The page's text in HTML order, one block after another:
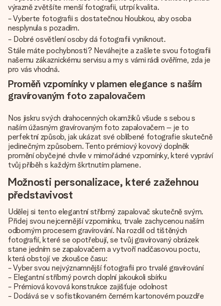
výrazně zvětšíte menší fotografii, utrpí kvalita.
- Vyberte fotografii s dostatečnou hloubkou, aby osoba
nesplynula s pozadím.
- Dobré osvětlení osoby dá fotografii vyniknout.
Stále máte pochybnosti? Neváhejte a zašlete svou fotografii
našemu zákaznickému servisu a my s vámi rádi ověříme, zda je
pro vás vhodná.
Proměň vzpomínky v plamen elegance s naším
gravírovaným foto zapalovačem
Nos jiskru svých drahocenných okamžiků všude s sebou s
naším úžasným gravírovaným foto zapalovačem – je to
perfektní způsob, jak ukázat své oblíbené fotografie skutečně
jedinečným způsobem. Tento prémiový kovový doplněk
promění obyčejné chvíle v mimořádné vzpomínky, které vypráví
tvůj příběh s každým škrtnutím plamene.
Možnosti personalizace, které zažehnou
představivost
Udělej si tento elegantní stříbrný zapalovač skutečně svým.
Přidej svou nejcennější vzpomínku, trvale zachycenou naším
odborným procesem gravírování. Na rozdíl od tištěných
fotografií, které se opotřebují, se tvůj gravírovaný obrázek
stane jedním se zapalovačem a vytvoří nadčasovou poctu,
která obstojí ve zkoušce času:
- Vyber svou nejvýznamnější fotografii pro trvalé gravírování
- Elegantní stříbrný povrch doplní jakoukoli sbírku
- Prémiová kovová konstrukce zajišťuje odolnost
- Dodává se v sofistikovaném černém kartonovém pouzdře